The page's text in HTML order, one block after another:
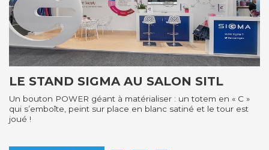
LE STAND SIGMA AU SALON SITL
Un bouton POWER géant à matérialiser : un totem en « C »
qui s’emboîte, peint sur place en blanc satiné et le tour est
joué !